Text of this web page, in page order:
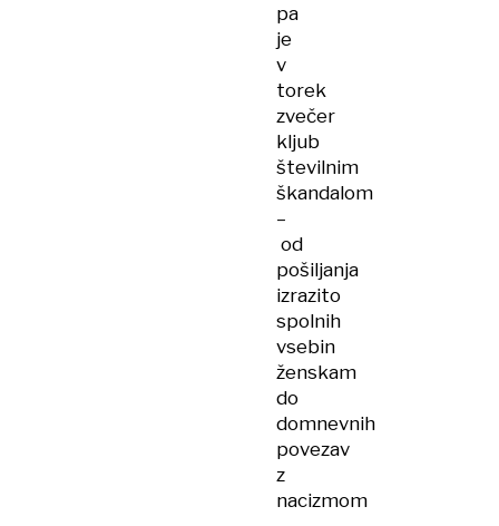
pa
je
v
torek
zvečer
kljub
številnim
škandalom
–
od
pošiljanja
izrazito
spolnih
vsebin
ženskam
do
domnevnih
povezav
z
nacizmom